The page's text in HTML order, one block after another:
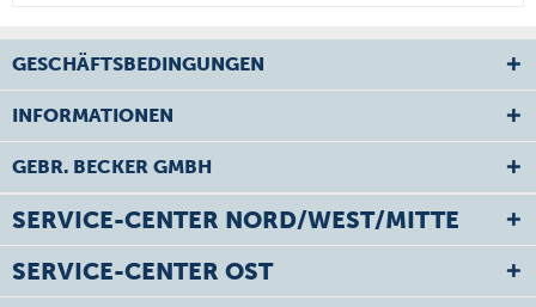
GESCHÄFTSBEDINGUNGEN
INFORMATIONEN
GEBR. BECKER GMBH
SERVICE-CENTER NORD/WEST/MITTE
SERVICE-CENTER OST